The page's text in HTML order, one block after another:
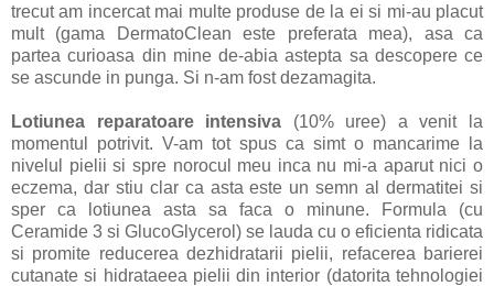
trecut am incercat mai multe produse de la ei si mi-au placut
mult (gama DermatoClean este preferata mea), asa ca
partea curioasa din mine de-abia astepta sa descopere ce
se ascunde in punga. Si n-am fost dezamagita.
Lotiunea reparatoare intensiva (10% uree) a venit la
momentul potrivit. V-am tot spus ca simt o mancarime la
nivelul pielii si spre norocul meu inca nu mi-a aparut nici o
eczema, dar stiu clar ca asta este un semn al dermatitei si
sper ca lotiunea asta sa faca o minune. Formula (cu
Ceramide 3 si GlucoGlycerol) se lauda cu o eficienta ridicata
si promite reducerea dezhidratarii pielii, refacerea barierei
cutanate si hidrataeea pielii din interior (datorita tehnologiei